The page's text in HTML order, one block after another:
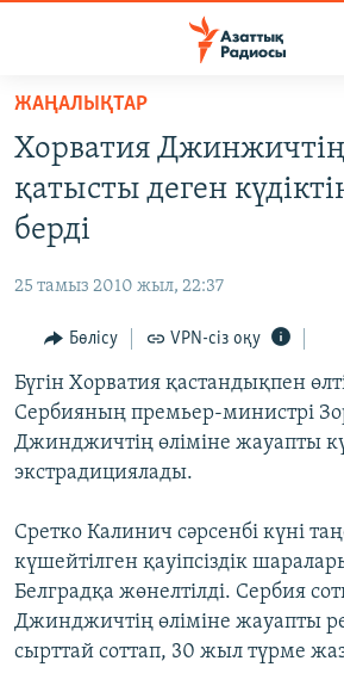
Skip
main
content
Skip
main
Search
САЯСАТ
AZATTYQTV
АДАМ ҚҰҚЫҚТАРЫ
ӘЛЕУМЕТ
ӘЛЕМ
АРНАЙЫ ЖОБАЛАР
Русский
ЖАЗЫЛЫҢЫЗ
Басқа тілдерде
ЖАҢАЛЫҚТАР
Хорватия Джинжичтің
қатысты деген
берді
25 тамыз 2010 жыл, 22:37
Бөлісу VPN-сіз оқу
Бүгін Хорватия қастандықпен
Сербияның премьер-министрі
Джинджичтің өліміне жауапты
экстрадициялады.
Сретко Калинич сәрсенбі күні
күшейтілген қауіпсіздік
Белградқа жөнелтілді. Сербия
Джинджичтің өліміне жауапты
сырттай соттап, 30 жыл түрме